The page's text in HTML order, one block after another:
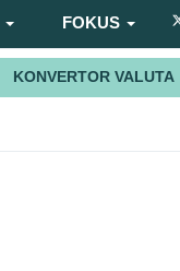
FOKUS
KONVERTOR VALUTA